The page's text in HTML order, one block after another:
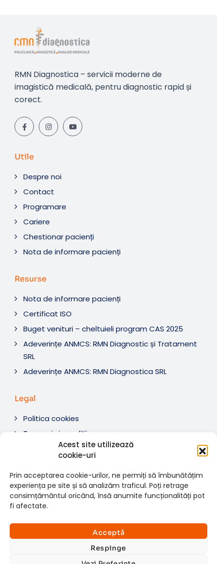
Acest site utilizează
cookie-uri
Prin acceptarea cookie-urilor, ne permiți să îmbunătățim
experiența pe site și să analizăm traficul. Poți retrage
consimțământul oricând, însă anumite funcționalități pot
fi afectate.
Acceptă
Respinge
RMN Diagnostica – servicii moderne de
imagistică medicală, pentru diagnostic rapid și
corect.
Utile
Despre noi
Contact
Programare
Cariere
Chestionar pacienți
Nota de informare pacienți
Resurse
Nota de informare pacienți
Certificat ISO
Buget venituri – cheltuieli program CAS 2025
Adeverințe ANMCS: RMN Diagnostic și Tratament
SRL
Adeverințe ANMCS: RMN Diagnostica SRL
Legal
Politica cookies
Termeni si condiții
Soluționare litigii
rezervate.
Website dezvoltat de:www.t-web.ro
×
Consultații si investigații